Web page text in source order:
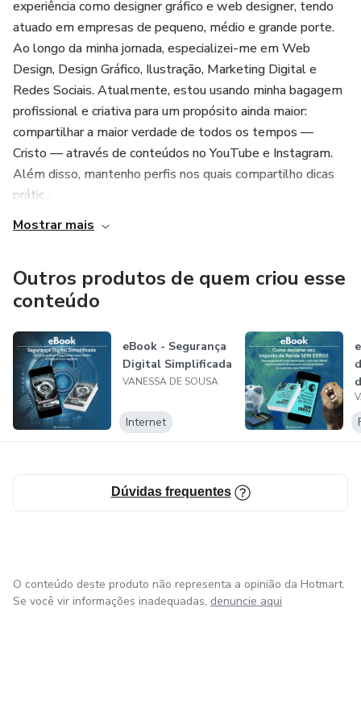
experiência como designer gráfico e web designer, tendo
atuado em empresas de pequeno, médio e grande porte.
Ao longo da minha jornada, especializei-me em Web
Design, Design Gráfico, Ilustração, Marketing Digital e
Redes Sociais. Atualmente, estou usando minha bagagem
profissional e criativa para um propósito ainda maior:
compartilhar a maior verdade de todos os tempos —
Cristo — através de conteúdos no YouTube e Instagram.
Além disso, mantenho perfis nos quais compartilho dicas
prátic...
Mostrar mais
Outros produtos de quem criou esse
conteúdo
eBook - Segurança
Digital Simplificada
VANESSA DE SOUSA
Internet
Dúvidas frequentes
O conteúdo deste produto não representa a opinião da Hotmart.
Se você vir informações inadequadas, denuncie aqui